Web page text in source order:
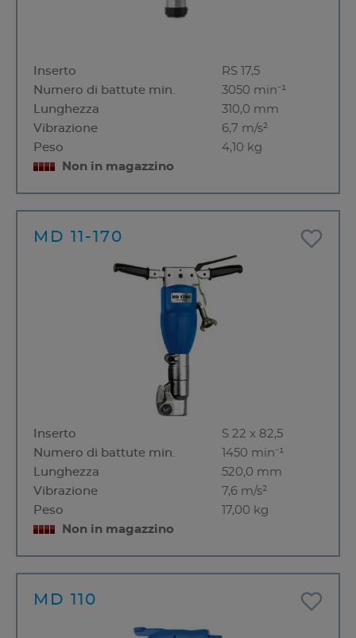
Inserto
RS 17,5
Numero di battute min.
3050 min⁻¹
Lunghezza
310,0 mm
Vibrazione
6,7 m/s²
Peso
4,10 kg
Non in magazzino
MD 11-170
Inserto
S 22 x 82,5
Numero di battute min.
1450 min⁻¹
Lunghezza
520,0 mm
Vibrazione
7,6 m/s²
Peso
17,00 kg
Non in magazzino
MD 110